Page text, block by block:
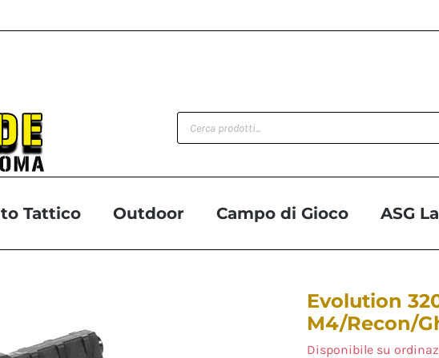
Products
search
Tattico Outdoor Campo di Gioco ASG
Evolution
M4/Recon/
Disponibile su